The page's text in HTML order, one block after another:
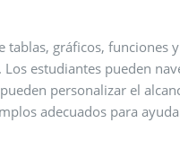
gráficos, funciones y
estudiantes pueden
personalizar el
adecuados para